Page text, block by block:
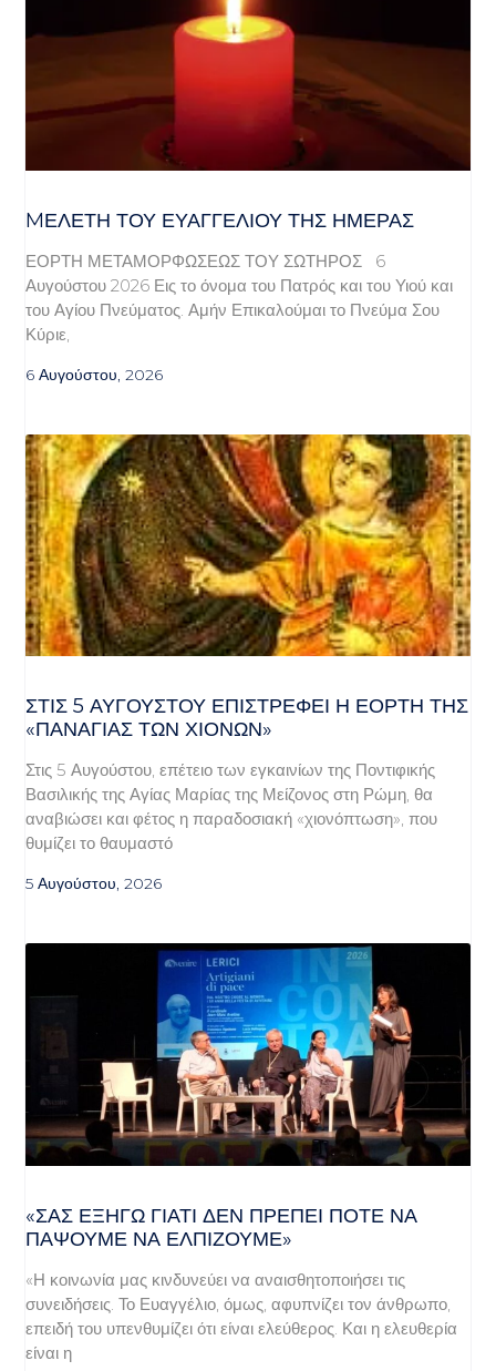
MΕΛΈΤΗ ΤΟΥ ΕΥΑΓΓΕΛΊΟΥ ΤΗΣ ΗΜΈΡΑΣ
ΕΟΡΤΗ ΜΕΤΑΜΟΡΦΩΣΕΩΣ ΤΟΥ ΣΩΤΗΡΟΣ 6
Αυγούστου 2026 Εις το όνομα του Πατρός και του Υιού και
του Αγίου Πνεύματος. Αμήν Επικαλούμαι το Πνεύμα Σου
Κύριε,
6 Αυγούστου, 2026
ΣΤΙΣ 5 ΑΥΓΟΎΣΤΟΥ ΕΠΙΣΤΡΈΦΕΙ Η ΕΟΡΤΉ ΤΗΣ
«ΠΑΝΑΓΊΑΣ ΤΩΝ ΧΙΌΝΩΝ»
Στις 5 Αυγούστου, επέτειο των εγκαινίων της Ποντιφικής
Βασιλικής της Αγίας Μαρίας της Μείζονος στη Ρώμη, θα
αναβιώσει και φέτος η παραδοσιακή «χιονόπτωση», που
θυμίζει το θαυμαστό
5 Αυγούστου, 2026
«ΣΑΣ ΕΞΗΓΏ ΓΙΑΤΊ ΔΕΝ ΠΡΈΠΕΙ ΠΟΤΈ ΝΑ
ΠΆΨΟΥΜΕ ΝΑ ΕΛΠΊΖΟΥΜΕ»
«Η κοινωνία μας κινδυνεύει να αναισθητοποιήσει τις
συνειδήσεις. Το Ευαγγέλιο, όμως, αφυπνίζει τον άνθρωπο,
επειδή του υπενθυμίζει ότι είναι ελεύθερος. Και η ελευθερία
είναι η